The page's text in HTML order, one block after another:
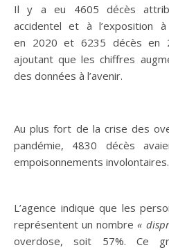
Il y a eu 4605 décès
accidentel et à l’exposition
en 2020 et 6235 décès en
ajoutant que les chiffres
des données à l’avenir.
Au plus fort de la crise des
pandémie, 4830 décès
empoisonnements involontaires.
L’agence indique que les
représentent un nombre«
overdose, soit 57%. Ce